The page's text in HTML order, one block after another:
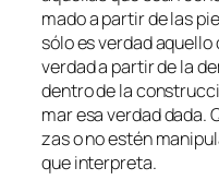
ma­do a par­tir de las
só­lo es ver­dad
ver­dad a par­tir de la
den­tro de la
mar esa ver­dad da­da.
zas o no es­tén
que interpreta.